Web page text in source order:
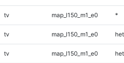
tv map_l150_m1_e0 *
tv map_l150_m1_e0 het
tv map_l150_m1_e0